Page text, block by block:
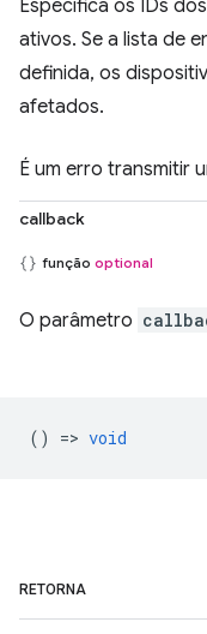
Especifica os IDs
ativos. Se a lista de
definida, os
afetados.
É um erro transmitir
callback
função optional
O parâmetro
() => void
RETORNA